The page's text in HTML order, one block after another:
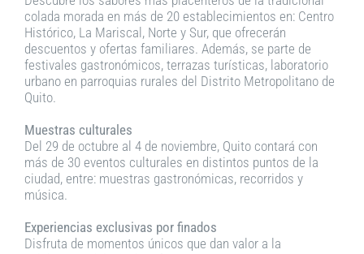
colada morada en más de 20 establecimientos en: Centro
Histórico, La Mariscal, Norte y Sur, que ofrecerán
descuentos y ofertas familiares. Además, se parte de
festivales gastronómicos, terrazas turísticas, laboratorio
urbano en parroquias rurales del Distrito Metropolitano de
Quito.
Muestras culturales
Del 29 de octubre al 4 de noviembre, Quito contará con
más de 30 eventos culturales en distintos puntos de la
ciudad, entre: muestras gastronómicas, recorridos y
música.
Experiencias exclusivas por finados
Disfruta de momentos únicos que dan valor a la